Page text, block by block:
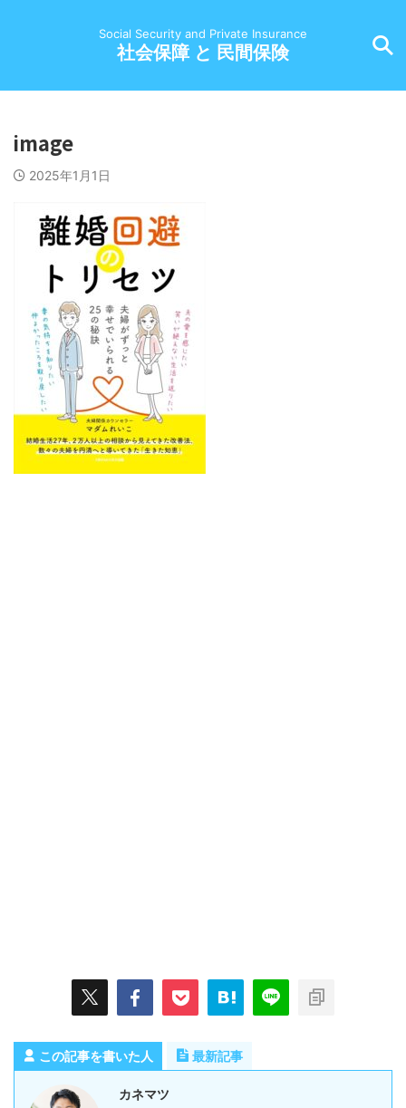
Social Security and Private Insurance
社会保障 と 民間保険
image
2025年1月1日
この記事を書いた人 最新記事
カネマツ